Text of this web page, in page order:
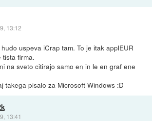
13:12
uspeva iCrap tam. To je itak applEUR
tista firma.
na sveto citirajo samo en in le en graf ene
takega pisalo za Microsoft Windows :D
13:41